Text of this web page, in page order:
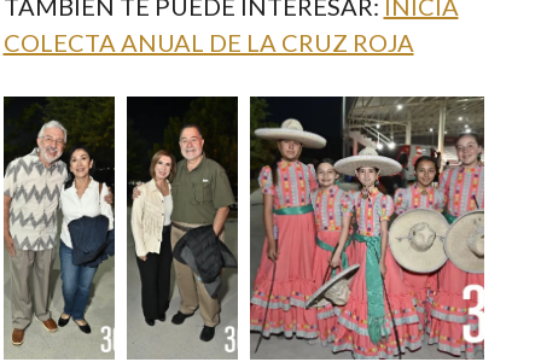
TAMBIÉN TE PUEDE INTERESAR: INICIA
COLECTA ANUAL DE LA CRUZ ROJA